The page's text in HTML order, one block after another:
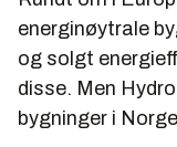
energinøytrale
og solgt
disse. Men
bygninger i